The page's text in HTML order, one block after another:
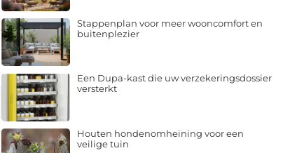
Stappenplan voor meer wooncomfort en
buitenplezier
Een Dupa-kast die uw verzekeringsdossier
versterkt
Houten hondenomheining voor een
veilige tuin